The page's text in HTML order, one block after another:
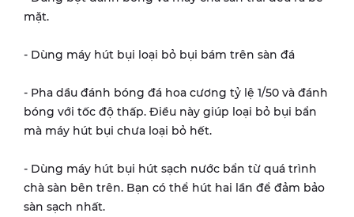
mặt.
- Dùng máy hút bụi loại bỏ bụi bám trên sàn đá
- Pha dầu đánh bóng đá hoa cương tỷ lệ 1/50 và đánh
bóng với tốc độ thấp. Điều này giúp loại bỏ bụi bẩn
mà máy hút bụi chưa loại bỏ hết.
- Dùng máy hút bụi hút sạch nước bẩn từ quá trình
chà sàn bên trên. Bạn có thể hút hai lần để đảm bảo
sàn sạch nhất.